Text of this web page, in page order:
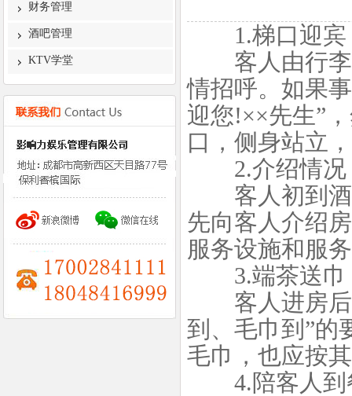
财务管理
酒吧管理
KTV学堂
1.梯口迎宾
客人由行李
情招呼。如果
迎您!××先生”
口，侧身站立
2.介绍情况
客人初到酒
先向客人介绍
服务设施和服
3.端茶送巾
客人进房后
到、毛巾到”的
毛巾，也应按
4.陪客人到